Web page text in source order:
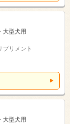
型犬用
プリメント
型犬用